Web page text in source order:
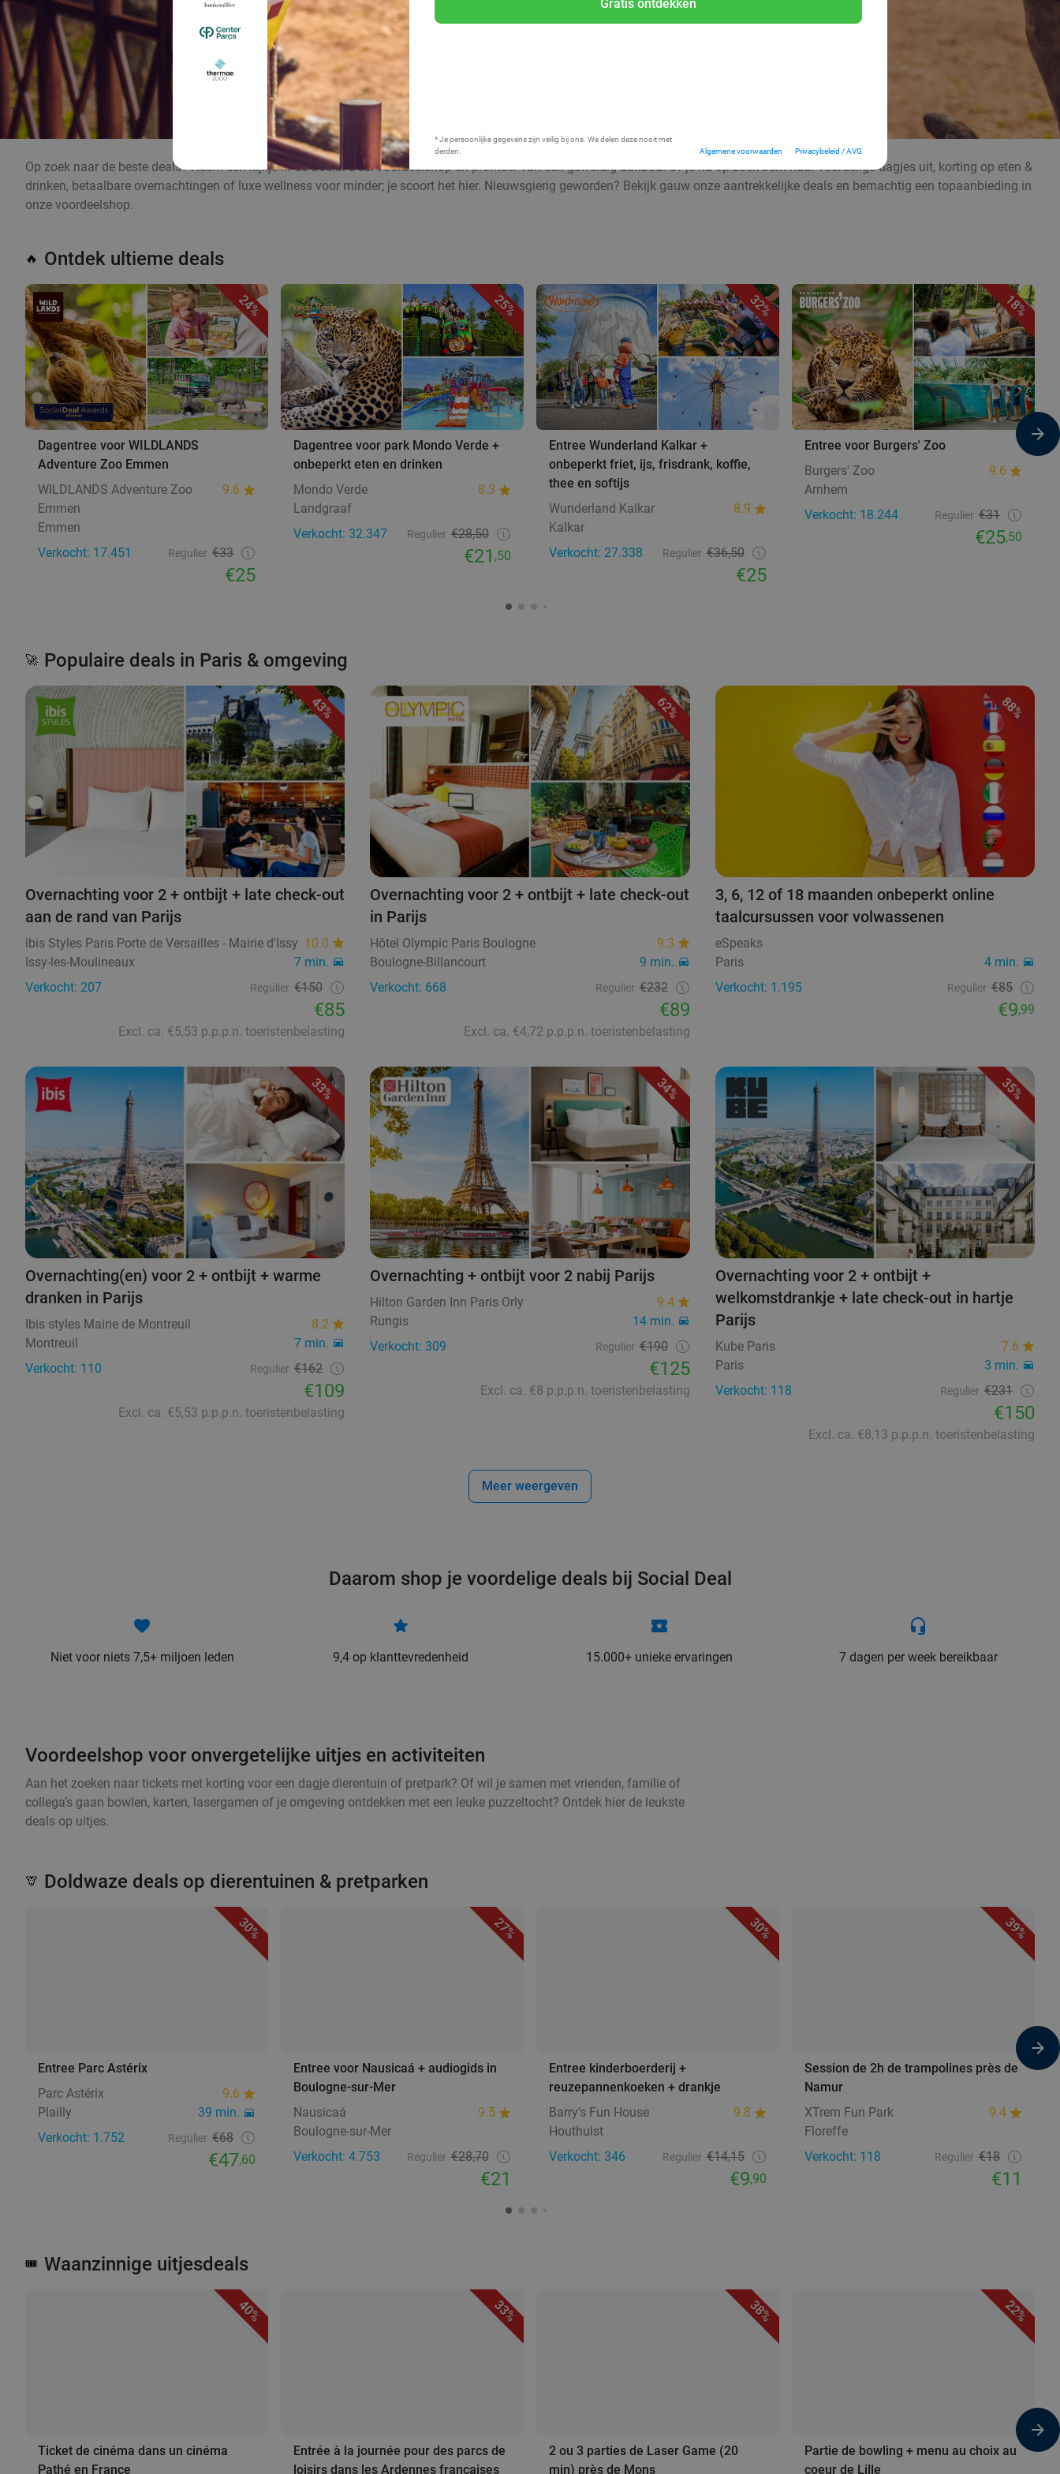
Gratis ontdekken
* Je persoonlijke gegevens zijn veilig bij ons. We delen deze nooit met
derden.
Algemene voorwaarden Privacybeleid / AVG
Op zoek naar de beste deals? Neem een kijkje in de Social Deal voordeelshop en profiteer van een geweldig aanbod! Of je nu op zoek bent naar voordelige dagjes uit, korting op eten &
drinken, betaalbare overnachtingen of luxe wellness voor minder; je scoort het hier. Nieuwsgierig geworden? Bekijk gauw onze aantrekkelijke deals en bemachtig een topaanbieding in
onze voordeelshop.
🔥 Ontdek ultieme deals
24%
Dagentree voor WILDLANDS
Adventure Zoo Emmen
WILDLANDS Adventure Zoo
Emmen
9.6
Emmen
Verkocht: 17.451
Regulier €33
€25
25%
Dagentree voor park Mondo Verde +
onbeperkt eten en drinken
Mondo Verde
8.3
Landgraaf
Verkocht: 32.347
Regulier €28,50
€21 ,50
32%
Entree Wunderland Kalkar +
onbeperkt friet, ijs, frisdrank, koffie,
thee en softijs
Wunderland Kalkar
8.9
Kalkar
Verkocht: 27.338
Regulier €36,50
€25
18%
Entree voor Burgers' Zoo
Burgers' Zoo
9.6
Arnhem
Verkocht: 18.244
Regulier €31
€25,50
🚀 Populaire deals in Paris & omgeving
43%
Overnachting voor 2 + ontbijt + late check-out
aan de rand van Parijs
ibis Styles Paris Porte de Versailles - Mairie d'Issy 10.0
Issy-les-Moulineaux
7 min.
Verkocht: 207
Regulier €150
€85
Excl. ca. €5,53 p.p.p.n. toeristenbelasting
62%
Overnachting voor 2 + ontbijt + late check-out
in Parijs
Hôtel Olympic Paris Boulogne
9.3
Boulogne-Billancourt
9 min.
Verkocht: 668
Regulier €232
€89
Excl. ca. €4,72 p.p.p.n. toeristenbelasting
88%
3, 6, 12 of 18 maanden onbeperkt online
taalcursussen voor volwassenen
eSpeaks
Paris
4 min.
Verkocht: 1.195
Regulier €85
€9,99
33%
Overnachting(en) voor 2 + ontbijt + warme
dranken in Parijs
Ibis styles Mairie de Montreuil
8.2
Montreuil
7 min.
Verkocht: 110
Regulier €162
€109
Excl. ca. €5,53 p.p.p.n. toeristenbelasting
34%
Overnachting + ontbijt voor 2 nabij Parijs
Hilton Garden Inn Paris Orly
9.4
Rungis
14 min.
Verkocht: 309
Regulier €190
€125
Excl. ca. €8 p.p.p.n. toeristenbelasting
35%
Overnachting voor 2 + ontbijt +
welkomstdrankje + late check-out in hartje
Parijs
Kube Paris
7.6
Paris
3 min.
Verkocht: 118
Regulier €231
€150
Excl. ca. €8,13 p.p.p.n. toeristenbelasting
Meer weergeven
Daarom shop je voordelige deals bij Social Deal
Niet voor niets 7,5+ miljoen leden 9,4 op klanttevredenheid 15.000+ unieke ervaringen 7 dagen per week bereikbaar
Voordeelshop voor onvergetelijke uitjes en activiteiten
Aan het zoeken naar tickets met korting voor een dagje dierentuin of pretpark? Of wil je samen met vrienden, familie of
collega’s gaan bowlen, karten, lasergamen of je omgeving ontdekken met een leuke puzzeltocht? Ontdek hier de leukste
deals op uitjes.
🦒 Doldwaze deals op dierentuinen & pretparken
30%
Entree Parc Astérix
Parc Astérix
9.6
Plailly
39 min.
Verkocht: 1.752
Regulier €68
€47,60
27%
Entree voor Nausicaá + audiogids in
Boulogne-sur-Mer
Nausicaá
9.5
Boulogne-sur-Mer
Verkocht: 4.753
Regulier €28,70
€21
30%
Entree kinderboerderij +
reuzepannenkoeken + drankje
Barry's Fun House
9.8
Houthulst
Verkocht: 346
Regulier €14,15
€9,90
39%
Session de 2h de trampolines près de
Namur
XTrem Fun Park
9.4
Floreffe
Verkocht: 118
Regulier €18
€11
🎟️ Waanzinnige uitjesdeals
40%
Ticket de cinéma dans un cinéma
Pathé en France
33%
Entrée à la journée pour des parcs de
loisirs dans les Ardennes françaises
38%
2 ou 3 parties de Laser Game (20
min) près de Mons
22%
Partie de bowling + menu au choix au
coeur de Lille